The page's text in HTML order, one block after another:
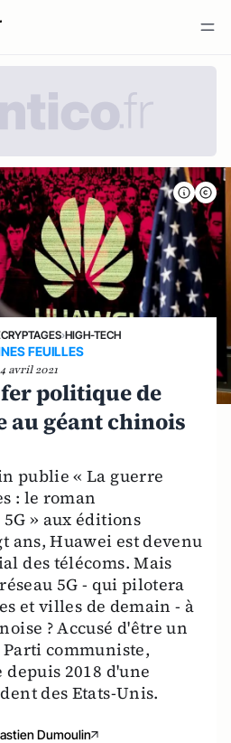
›HIGH-TECH
FEUILLES
4 avril 2021
fer politique de
au géant chinois
publie « La guerre
: le roman
» aux éditions
ans, Huawei est devenu
des télécoms. Mais
5G - qui pilotera
et villes de demain - à
? Accusé d'être un
communiste,
2018 d'une
des Etats-Unis.
Dumoulin